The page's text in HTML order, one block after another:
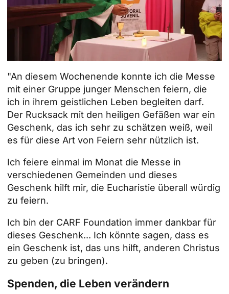
"An diesem Wochenende konnte ich die Messe
mit einer Gruppe junger Menschen feiern, die
ich in ihrem geistlichen Leben begleiten darf.
Der Rucksack mit den heiligen Gefäßen war ein
Geschenk, das ich sehr zu schätzen weiß, weil
es für diese Art von Feiern sehr nützlich ist.
Ich feiere einmal im Monat die Messe in
verschiedenen Gemeinden und dieses
Geschenk hilft mir, die Eucharistie überall würdig
zu feiern.
Ich bin der CARF Foundation immer dankbar für
dieses Geschenk... Ich könnte sagen, dass es
ein Geschenk ist, das uns hilft, anderen Christus
zu geben (zu bringen).
Spenden, die Leben verändern